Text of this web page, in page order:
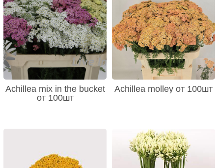
Achillea mix in the bucket
от 100шт
Achillea molley от 100шт